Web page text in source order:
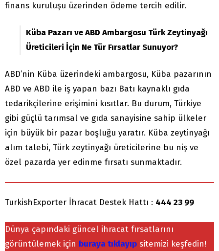
finans kuruluşu üzerinden ödeme tercih edilir.
Küba Pazarı ve ABD Ambargosu Türk Zeytinyağı
Üreticileri İçin Ne Tür Fırsatlar Sunuyor?
ABD’nin Küba üzerindeki ambargosu, Küba pazarının
ABD ve ABD ile iş yapan bazı Batı kaynaklı gıda
tedarikçilerine erişimini kısıtlar. Bu durum, Türkiye
gibi güçlü tarımsal ve gıda sanayisine sahip ülkeler
için büyük bir pazar boşluğu yaratır. Küba zeytinyağı
alım talebi, Türk zeytinyağı üreticilerine bu niş ve
özel pazarda yer edinme fırsatı sunmaktadır.
TurkishExporter İhracat Destek Hattı : 444 23 99
Dünya çapındaki güncel ihracat fırsatlarını
görüntülemek için buraya tıklayıp sitemizi keşfedin!